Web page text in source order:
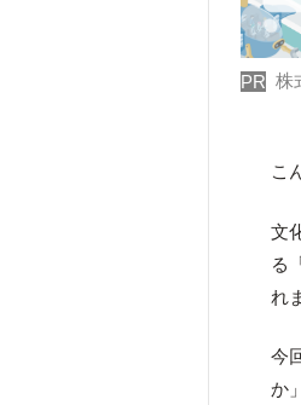
PR 株
こ
文
る
れ
今
か